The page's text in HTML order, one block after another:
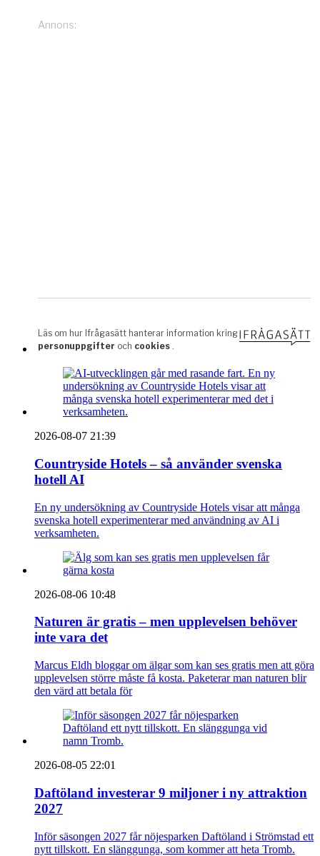
2026-08-07 21:39
Countryside Hotels – så använder svenska
hotell AI
En ny undersökning av Countryside Hotels visar att många
svenska hotell experimenterar med användning av AI i
verksamheten.
2026-08-06 10:48
Naturen är gratis – men upplevelsen behöver
inte vara det
Marcus Eldh bloggar om älgar som kan ses gratis men att göra
upplevelsen större måste få kosta. Paketerar man naturen blir
den värd att betala för
2026-08-05 22:01
Daftöland investerar 9 miljoner i ny attraktion
2027
Inför säsongen 2027 får nöjesparken Daftöland i Strömstad ett
nytt tillskott. En slänggunga, som kommer att heta Tromb.